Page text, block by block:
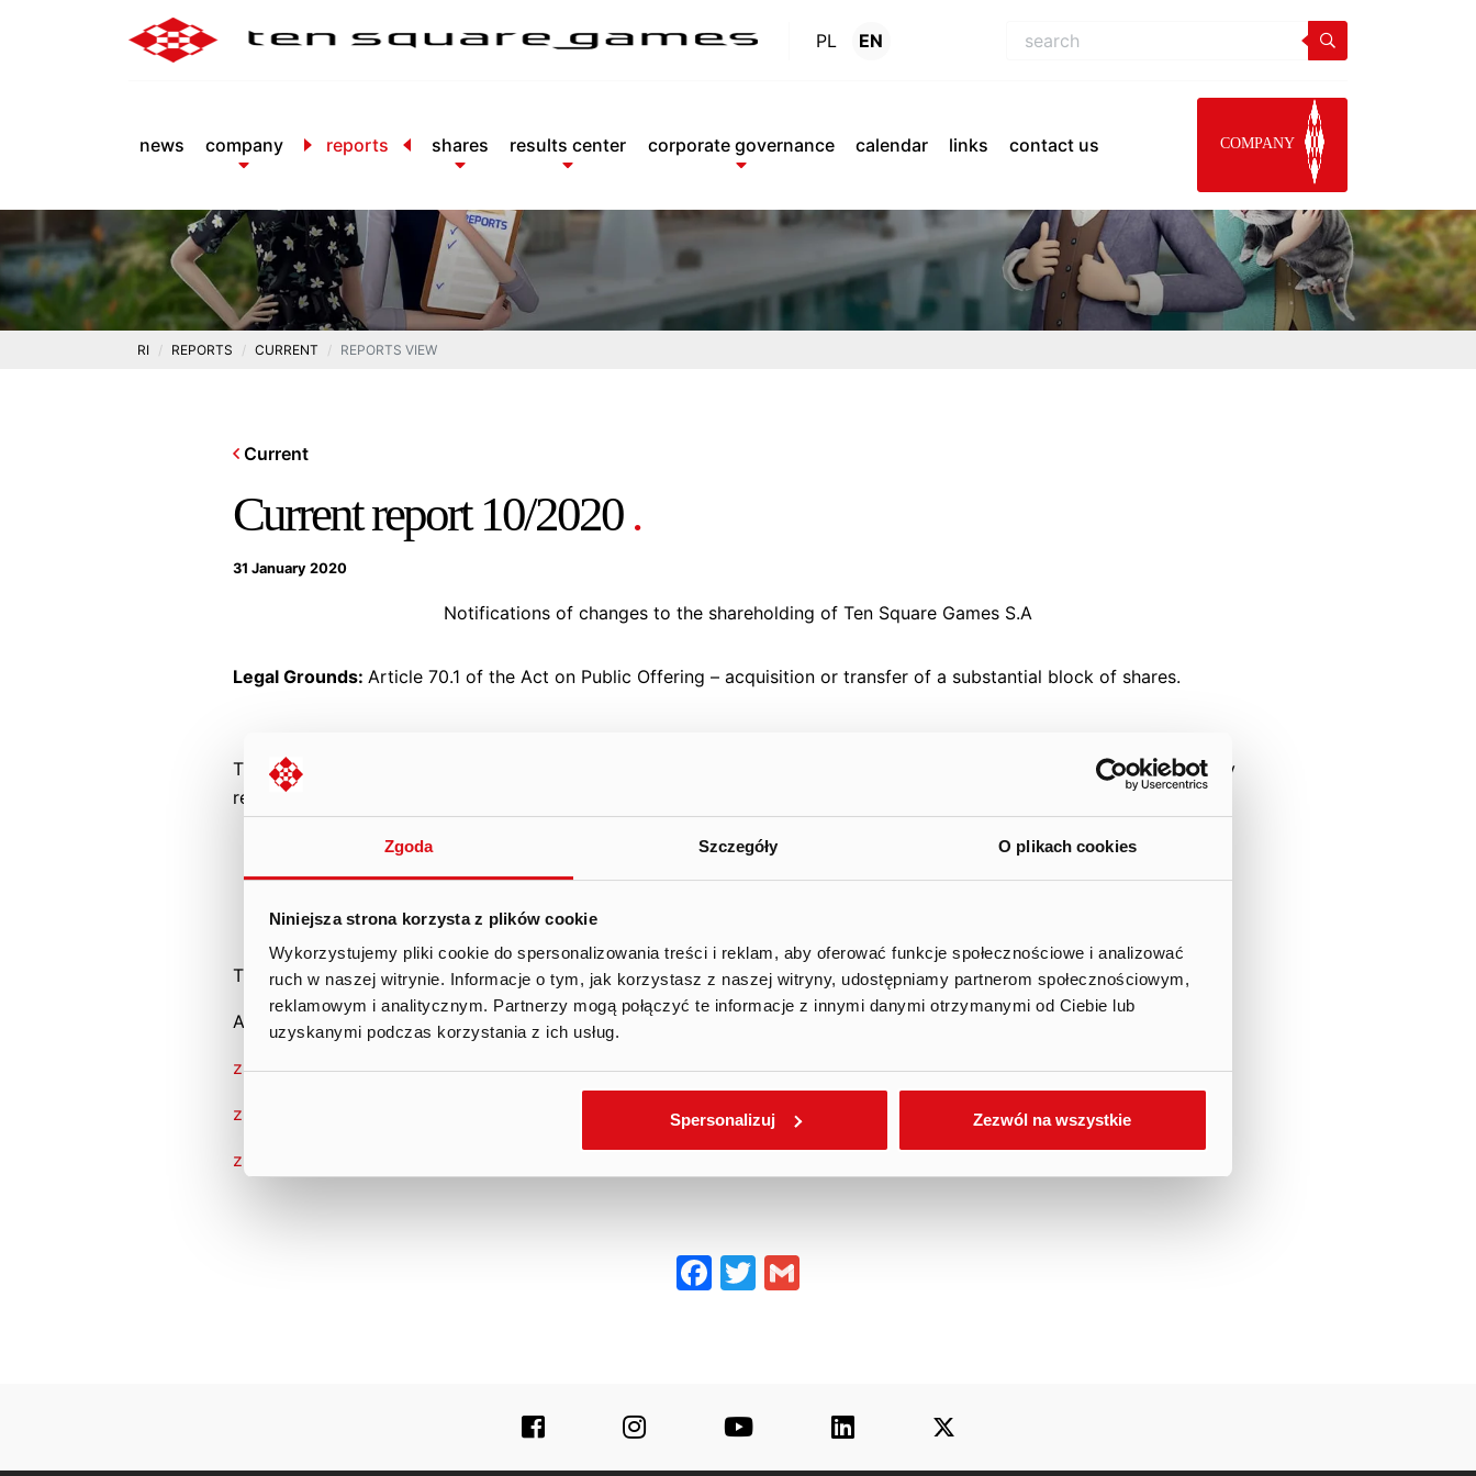
Zgoda Szczegóły O plikach cookies
Niniejsza strona korzysta z plików cookie
Wykorzystujemy pliki cookie do spersonalizowania treści i reklam, aby oferować funkcje społecznościowe i analizować
ruch w naszej witrynie. Informacje o tym, jak korzystasz z naszej witryny, udostępniamy partnerom społecznościowym,
reklamowym i analitycznym. Partnerzy mogą połączyć te informacje z innymi danymi otrzymanymi od Ciebie lub
uzyskanymi podczas korzystania z ich usług.
Spersonalizuj Zezwól na wszystkie
PL EN
news company reports shares results center corporate governance calendar links contact us COMPANY
Reports.
RI REPORTS CURRENT REPORTS VIEW
Current
Current report 10/2020 .
31 January 2020
Notifications of changes to the shareholding of Ten Square Games S.A
Legal Grounds: Article 70.1 of the Act on Public Offering – acquisition or transfer of a substantial block of shares.
The Management Board of Ten Square Games S.A. (the “
”) informs that today (31 January 2020) the Company
received notifications concerning the changes in the ownership of shares in the Company submitted by:
Maciej Popowicz;
Arkadiusz Pernal; and
about which the Company informed in current report No. 30/2019.
The content of the notifications is provided by the Company in the attachments.
Attachments:
zmiana_stanu_pernal.pdf
zmiana_stanu_popowicz.pdf
zmiana_stanu_porozumienie.pdf
Facebook
Twitter